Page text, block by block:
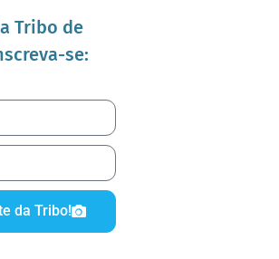
Tribo de
se:
da Tribo!